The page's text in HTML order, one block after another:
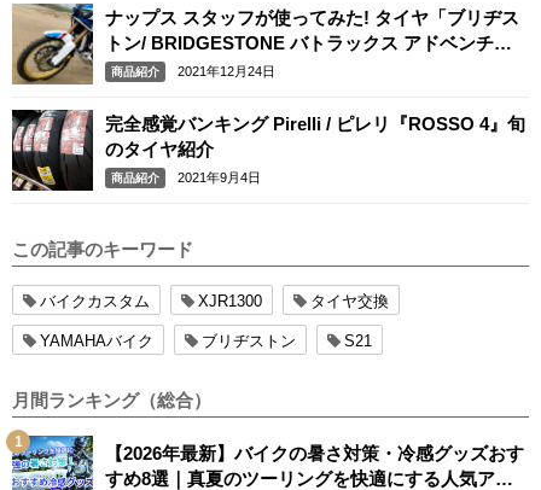
ナップス スタッフが使ってみた! タイヤ「ブリヂス
トン/ BRIDGESTONE バトラックス アドベンチャ
ーA41」「ミシュラン / MICHELIN アナキーアドベ
商品紹介 2021年12月24日
完全感覚バンキング Pirelli / ピレリ『ROSSO 4』旬
のタイヤ紹介
商品紹介 2021年9月4日
この記事のキーワード
バイクカスタム XJR1300 タイヤ交換
YAMAHAバイク ブリヂストン S21
月間ランキング（総合）
【2026年最新】バイクの暑さ対策・冷感グッズおす
すめ8選｜真夏のツーリングを快適にする人気アイ